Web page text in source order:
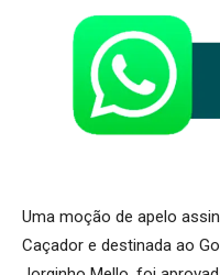
Uma moção de apelo
Caçador e destinada ao